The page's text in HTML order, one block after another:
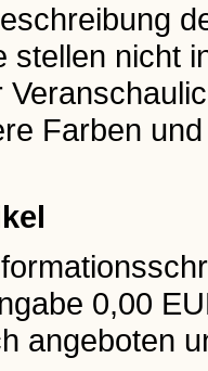
stellen nicht
Farben
0,00
angeboten